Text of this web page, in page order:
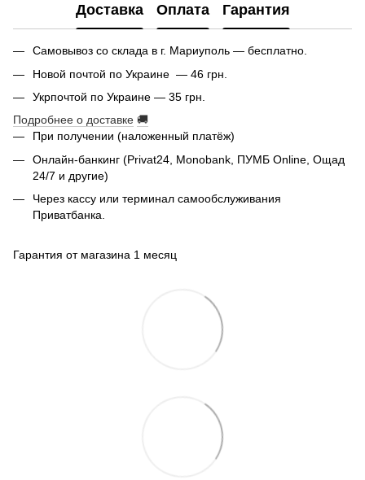
Доставка Оплата Гарантия
Самовывоз со склада в г. Мариуполь — бесплатно.
Новой почтой по Украине — 46 грн.
Укрпочтой по Украине — 35 грн.
Подробнее о доставке 🚚
При получении (наложенный платёж)
Онлайн-банкинг (Privat24, Monobank, ПУМБ Online, Ощад
24/7 и другие)
Через кассу или терминал самообслуживания
Приватбанка.
Гарантия от магазина 1 месяц